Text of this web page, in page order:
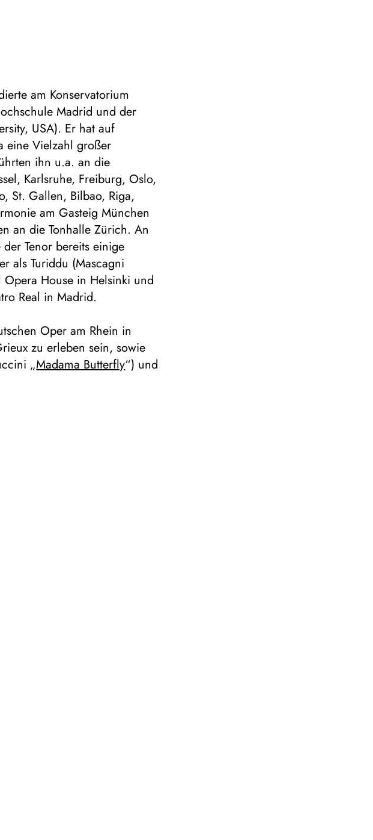
am Konservatorium
Madrid und der
USA). Er hat auf
eine Vielzahl großer
ihn u.a. an die
Karlsruhe, Freiburg, Oslo,
St. Gallen, Bilbao, Riga,
am Gasteig München
an die Tonhalle Zürich. An
Tenor bereits einige
als Turiddu (Mascagni
Opera House in Helsinki und
Real in Madrid.
Oper am Rhein in
zu erleben sein, sowie
„Madama Butterfly“) und